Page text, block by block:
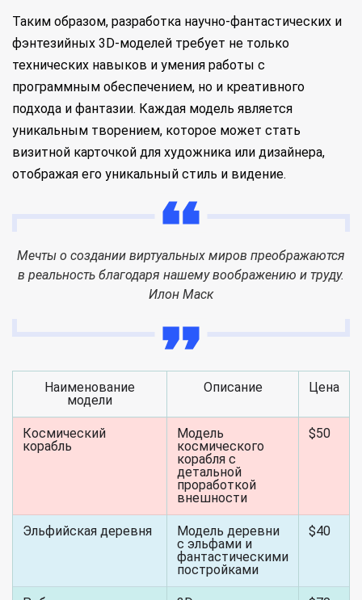
Таким образом, разработка научно-фантастических и
фэнтезийных 3D-моделей требует не только
технических навыков и умения работы с
программным обеспечением, но и креативного
подхода и фантазии. Каждая модель является
уникальным творением, которое может стать
визитной карточкой для художника или дизайнера,
отображая его уникальный стиль и видение.
Мечты о создании виртуальных миров преображаются
в реальность благодаря нашему воображению и труду.
Илон Маск
Наименование
модели
Описание Цена
Космический
корабль
Модель
космического
корабля с
детальной
проработкой
внешности
$50
Эльфийская деревня
Модель деревни
с эльфами и
фантастическими
постройками
$40